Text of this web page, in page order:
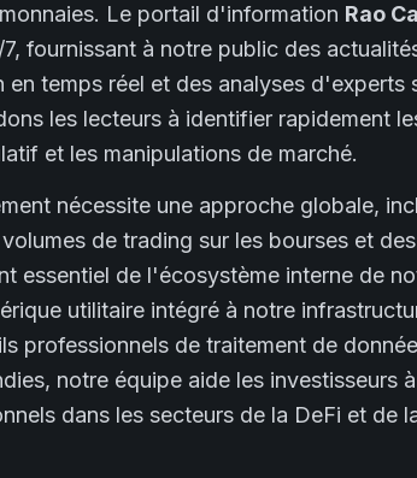
Le portail d'information Rao
fournissant à notre public des
temps réel et des analyses d'experts
les lecteurs à identifier rapidement
et les manipulations de marché.
nécessite une approche globale,
de trading sur les bourses et
essentiel de l'écosystème interne de
utilitaire intégré à notre
professionnels de traitement de
notre équipe aide les investisseurs
dans les secteurs de la DeFi et de